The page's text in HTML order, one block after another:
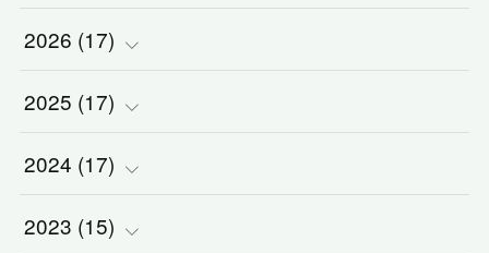
2026 (17)
(2)
(1)
(1)
2025 (17)
(2)
(1)
2024 (17)
(2)
2023 (15)